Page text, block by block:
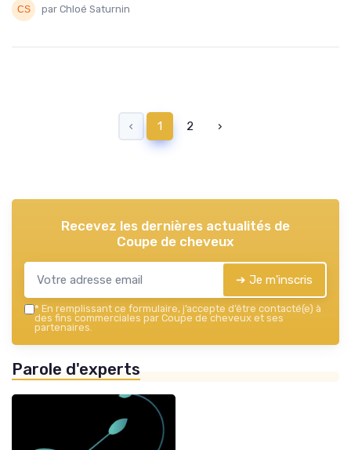
par Chloé Saturnin
‹ 1 2 ›
Recevez les dernières actualités de
Coupe de cheveux
➔ Je m'inscris
* En remplissant ce formulaire, j’accepte d’être contacté(e) à
des fins commerciales par Coupe de cheveux et ses
partenaires.
Parole d'experts